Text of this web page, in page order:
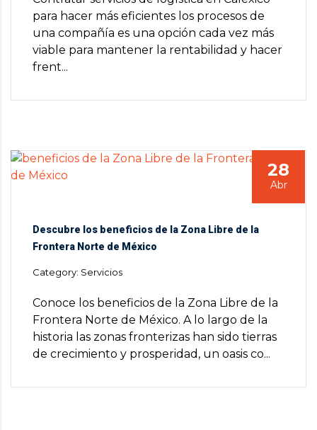
para hacer más eficientes los procesos de
una compañía es una opción cada vez más
viable para mantener la rentabilidad y hacer
frent...
28
Abr
Descubre los beneficios de la Zona Libre de la
Frontera Norte de México
Category: Servicios
Conoce los beneficios de la Zona Libre de la
Frontera Norte de México. A lo largo de la
historia las zonas fronterizas han sido tierras
de crecimiento y prosperidad, un oasis co...